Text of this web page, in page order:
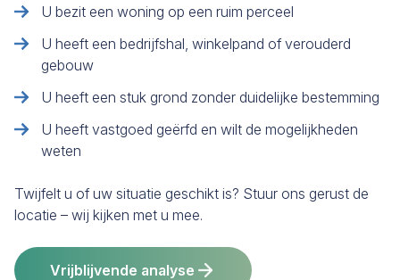
U bezit een woning op een ruim perceel
U heeft een bedrijfshal, winkelpand of verouderd
gebouw
U heeft een stuk grond zonder duidelijke bestemming
U heeft vastgoed geërfd en wilt de mogelijkheden
weten
Twijfelt u of uw situatie geschikt is? Stuur ons gerust de
locatie – wij kijken met u mee.
Vrijblijvende analyse